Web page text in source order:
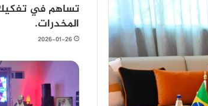
تساهم في
المخدرات.
2026-01-26